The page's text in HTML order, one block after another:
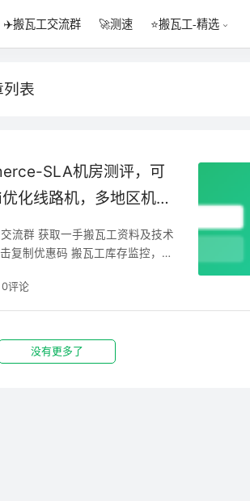
✈️搬瓦工交流群 🚀测速 ⭐搬瓦工-精选
列表
SLA机房测评，可
化线路机，多地区机房
流群 获取一手搬瓦工资料及技术
复制优惠码 搬瓦工库存监控，机
得的机房包括洛杉矶的DC6 DC9
洲荷兰的DCNL1机房（三网各自
0评论
没有更多了